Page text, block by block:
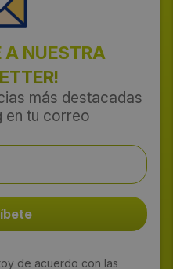
A NUESTRA
más destacadas
en tu correo
de acuerdo con las